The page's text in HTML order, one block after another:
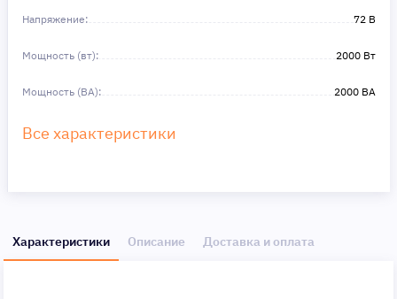
Напряжение: 72 В
Мощность (вт): 2000 Вт
Мощность (ВА): 2000 ВA
Все характеристики
Характеристики Описание Доставка и оплата